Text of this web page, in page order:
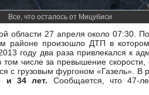
Все, что осталось от Мицубиси
области 27 апреля около 07:30.
районе произошло ДТП в котором
году два раза привлекался к
числе за превышение скорости,
с грузовым фургоном «Газель». В
и 34 лет. Сообщается, что 47-